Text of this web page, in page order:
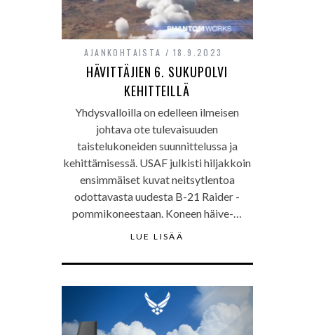
AJANKOHTAISTA 18.9.2023
HÄVITTÄJIEN 6. SUKUPOLVI
KEHITTEILLÄ
Yhdysvalloilla on edelleen ilmeisen
johtava ote tulevaisuuden
taistelukoneiden suunnittelussa ja
kehittämisessä. USAF julkisti hiljakkoin
ensimmäiset kuvat neitsytlentoa
odottavasta uudesta B-21 Raider -
pommikoneestaan. Koneen häive-…
LUE LISÄÄ